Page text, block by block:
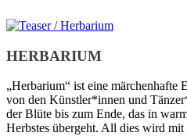
HERBARIUM
„Herbarium“ ist eine
von den Künstler*innen und
der Blüte bis zum Ende, das in
Herbstes übergeht. All dies wird